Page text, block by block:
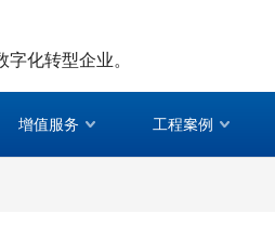
化转型企业。
增值服务 工程案例